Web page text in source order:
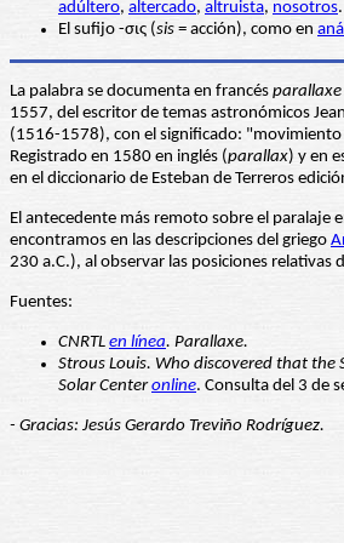
adúltero, altercado, altruista, nosotros.
El sufijo -σις (sis = acción), como en
La palabra se documenta en francés parallaxe
1557, del escritor de temas astronómicos
(1516-1578), con el significado:
Registrado en 1580 en inglés (parallax) y en
en el diccionario de Esteban de Terreros
El antecedente más remoto sobre el paralaje
encontramos en las descripciones del griego
230 a.C.), al observar las posiciones relativas
Fuentes:
CNRTL en línea. Parallaxe.
Strous Louis. Who discovered that the
Solar Centeronline. Consulta del 3 de
- Gracias: Jesús Gerardo Treviño Rodríguez.